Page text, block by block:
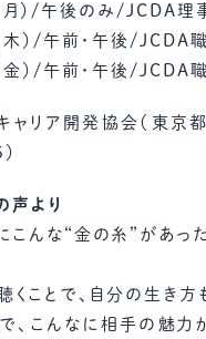
月）/午後のみ/JCDA理
木）/午前・午後/JCDA
金）/午前・午後/JCDA
ャリア開発協会（東京
声より
にこんな“金の糸”があっ
くことで、自分の生き方
で、こんなに相手の魅力